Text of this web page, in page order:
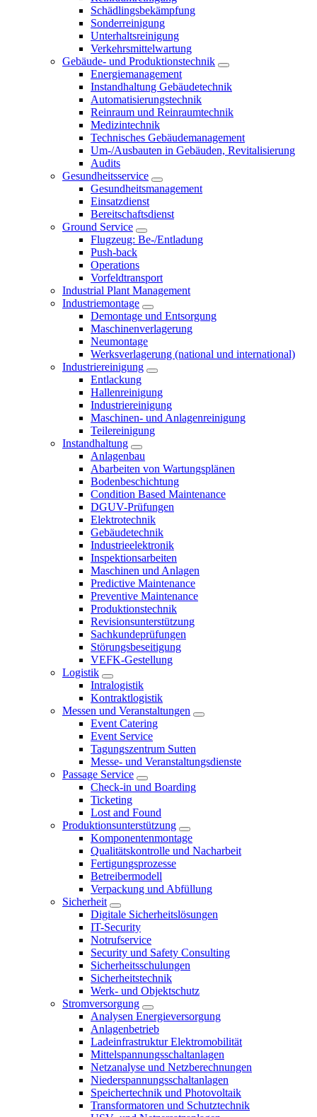
Schädlingsbekämpfung
Sonderreinigung
Unterhaltsreinigung
Verkehrsmittelwartung
Gebäude- und Produktionstechnik
Energiemanagement
Instandhaltung Gebäudetechnik
Automatisierungstechnik
Reinraum und Reinraumtechnik
Medizintechnik
Technisches Gebäudemanagement
Um-/Ausbauten in Gebäuden, Revitalisierung
Audits
Gesundheitsservice
Gesundheitsmanagement
Einsatzdienst
Bereitschaftsdienst
Ground Service
Flugzeug: Be-/Entladung
Push-back
Operations
Vorfeldtransport
Industrial Plant Management
Industriemontage
Demontage und Entsorgung
Maschinenverlagerung
Neumontage
Werksverlagerung (national und international)
Industriereinigung
Entlackung
Hallenreinigung
Industriereinigung
Maschinen- und Anlagenreinigung
Teilereinigung
Instandhaltung
Anlagenbau
Abarbeiten von Wartungsplänen
Bodenbeschichtung
Condition Based Maintenance
DGUV-Prüfungen
Elektrotechnik
Gebäudetechnik
Industrieelektronik
Inspektionsarbeiten
Maschinen und Anlagen
Predictive Maintenance
Preventive Maintenance
Produktionstechnik
Revisionsunterstützung
Sachkundeprüfungen
Störungsbeseitigung
VEFK-Gestellung
Logistik
Intralogistik
Kontraktlogistik
Messen und Veranstaltungen
Event Catering
Event Service
Tagungszentrum Sutten
Messe- und Veranstaltungsdienste
Passage Service
Check-in und Boarding
Ticketing
Lost and Found
Produktionsunterstützung
Komponentenmontage
Qualitätskontrolle und Nacharbeit
Fertigungsprozesse
Betreibermodell
Verpackung und Abfüllung
Sicherheit
Digitale Sicherheitslösungen
IT-Security
Notrufservice
Security und Safety Consulting
Sicherheitsschulungen
Sicherheitstechnik
Werk- und Objektschutz
Stromversorgung
Analysen Energieversorgung
Anlagenbetrieb
Ladeinfrastruktur Elektromobilität
Mittelspannungsschaltanlagen
Netzanalyse und Netzberechnungen
Niederspannungsschaltanlagen
Speichertechnik und Photovoltaik
Transformatoren und Schutztechnik